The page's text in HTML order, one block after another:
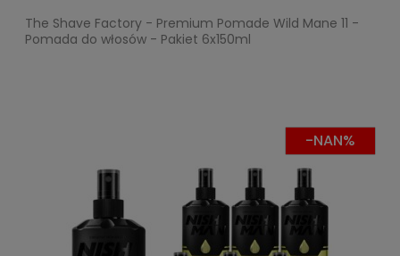
The Shave Factory - Premium Pomade Wild Mane 11 -
Pomada do włosów - Pakiet 6x150ml
-NAN%